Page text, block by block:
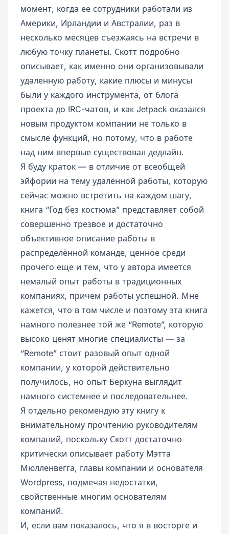
момент, когда её сотрудники работали из
Америки, Ирландии и Австралии, раз в
несколько месяцев съезжаясь на встречи в
любую точку планеты. Скотт подробно
описывает, как именно они организовывали
удаленную работу, какие плюсы и минусы
были у каждого инструмента, от блога
проекта до IRC-чатов, и как Jetpack оказался
новым продуктом компании не только в
смысле функций, но потому, что в работе
над ним впервые существовал дедлайн.
Я буду краток — в отличие от всеобщей
эйфории на тему удалённой работы, которую
сейчас можно встретить на каждом шагу,
книга “Год без костюма” представляет собой
совершенно трезвое и достаточно
объективное описание работы в
распределённой команде, ценное среди
прочего еще и тем, что у автора имеется
немалый опыт работы в традиционных
компаниях, причем работы успешной. Мне
кажется, что в том числе и поэтому эта книга
намного полезнее той же “Remote”, которую
высоко ценят многие специалисты — за
“Remote” стоит разовый опыт одной
компании, у которой действительно
получилось, но опыт Беркуна выглядит
намного системнее и последовательнее.
Я отдельно рекомендую эту книгу к
внимательному прочтению руководителям
компаний, поскольку Скотт достаточно
критически описывает работу Мэтта
Мюлленвегга, главы компании и основателя
Wordpress, подмечая недостатки,
свойственные многим основателям
компаний.
И, если вам показалось, что я в восторге и